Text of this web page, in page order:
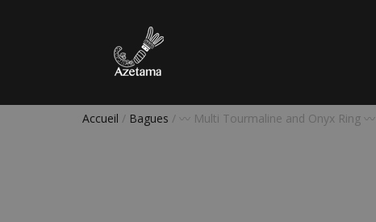
Accueil / Bagues / 〰️ Multi Tourmaline and Onyx Ring 〰️